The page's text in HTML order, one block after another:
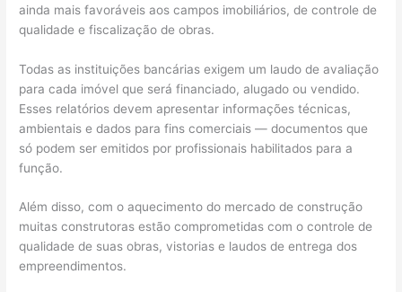
ainda mais favoráveis aos campos imobiliários, de controle de
qualidade e fiscalização de obras.
Todas as instituições bancárias exigem um laudo de avaliação
para cada imóvel que será financiado, alugado ou vendido.
Esses relatórios devem apresentar informações técnicas,
ambientais e dados para fins comerciais — documentos que
só podem ser emitidos por profissionais habilitados para a
função.
Além disso, com o aquecimento do mercado de construção
muitas construtoras estão comprometidas com o controle de
qualidade de suas obras, vistorias e laudos de entrega dos
empreendimentos.